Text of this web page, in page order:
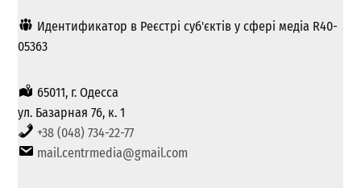
Идентификатор в Реєстрі суб'єктів у сфері медіа R40-
05363
65011, г. Одесса
ул. Базарная 76, к. 1
+38 (048) 734-22-77
mail.centrmedia@gmail.com